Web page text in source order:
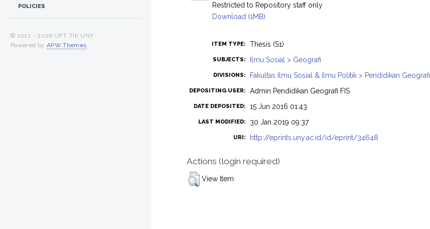
Restricted to Repository staff only
Download (1MB)
ITEM TYPE: Thesis (S1)
SUBJECTS: Ilmu Sosial > Geografi
DIVISIONS: Fakultas Ilmu Sosial & Ilmu Politik > Pendidikan Geografi
DEPOSITING USER: Admin Pendidikan Geografi FIS
DATE DEPOSITED: 15 Jun 2016 01:43
LAST MODIFIED: 30 Jan 2019 09:37
URI: http://eprints.uny.ac.id/id/eprint/34648
Actions (login required)
View Item
POLICIES
© 2012 - 2026 UPT. TIK UNY
Powered by APW Themes